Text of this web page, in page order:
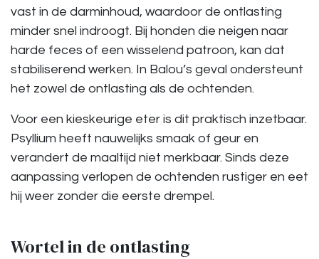
vast in de darminhoud, waardoor de ontlasting
minder snel indroogt. Bij honden die neigen naar
harde feces of een wisselend patroon, kan dat
stabiliserend werken. In Balou’s geval ondersteunt
het zowel de ontlasting als de ochtenden.
Voor een kieskeurige eter is dit praktisch inzetbaar.
Psyllium heeft nauwelijks smaak of geur en
verandert de maaltijd niet merkbaar. Sinds deze
aanpassing verlopen de ochtenden rustiger en eet
hij weer zonder die eerste drempel.
Wortel in de ontlasting